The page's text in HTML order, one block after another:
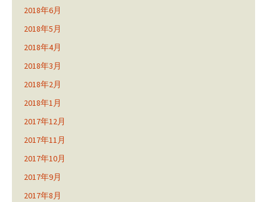
2018年6月
2018年5月
2018年4月
2018年3月
2018年2月
2018年1月
2017年12月
2017年11月
2017年10月
2017年9月
2017年8月